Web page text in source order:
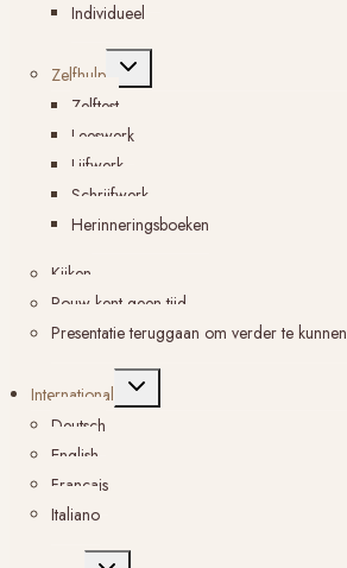
Individueel
Zelfhulp
Toggle
Zelftest
Leeswerk
Lijfwerk
Schrijfwerk
Herinneringsboeken
Kijken
Rouw kent geen tijd
Presentatie teruggaan om verder te kunnen
International
Toggle
Deutsch
English
Français
Italiano
Toggle